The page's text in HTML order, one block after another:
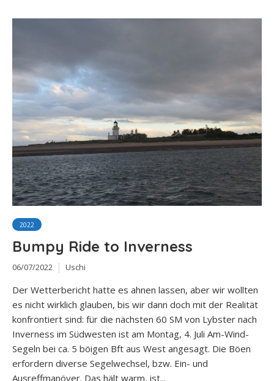
2022
Bumpy Ride to Inverness
06/07/2022 Uschi
Der Wetterbericht hatte es ahnen lassen, aber wir wollten
es nicht wirklich glauben, bis wir dann doch mit der Realität
konfrontiert sind: für die nächsten 60 SM von Lybster nach
Inverness im Südwesten ist am Montag, 4. Juli Am-Wind-
Segeln bei ca. 5 böigen Bft aus West angesagt. Die Böen
erfordern diverse Segelwechsel, bzw. Ein- und
Ausreffmanöver. Das hält warm, ist...